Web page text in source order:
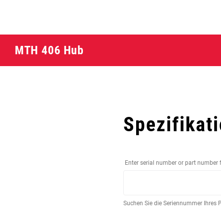
MTH 406 Hub
Enter serial number or part number
Suchen Sie die Seriennummer Ihres